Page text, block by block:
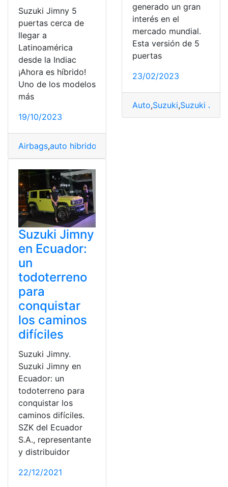
Suzuki Jimny 5
puertas cerca de
llegar a
Latinoamérica
desde la Indiac
¡Ahora es híbrido!
Uno de los modelos
más
19/10/2023
Airbags,auto hibrido
generado un gran
interés en el
mercado mundial.
Esta versión de 5
puertas
23/02/2023
Auto,Suzuki,Suzuki
Suzuki Jimny
en Ecuador:
un
todoterreno
para
conquistar
los caminos
difíciles
Suzuki Jimny.
Suzuki Jimny en
Ecuador: un
todoterreno para
conquistar los
caminos difíciles.
SZK del Ecuador
S.A., representante
y distribuidor
22/12/2021